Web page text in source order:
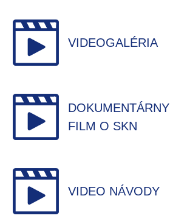
VIDEOGALÉRIA
DOKUMENTÁRNY
FILM O SKN
VIDEO NÁVODY